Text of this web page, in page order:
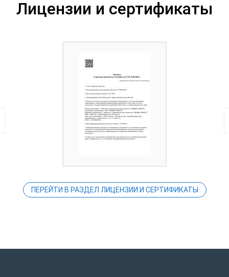
Лицензии и сертификаты
ПЕРЕЙТИ В РАЗДЕЛ ЛИЦЕНЗИИ И СЕРТИФИКАТЫ